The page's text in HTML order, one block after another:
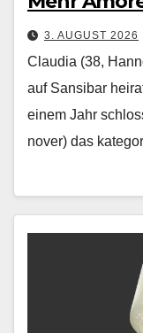
3. AUGUST 2026
Claudia (38,
auf Sansibar
einem Jahr
nover) das